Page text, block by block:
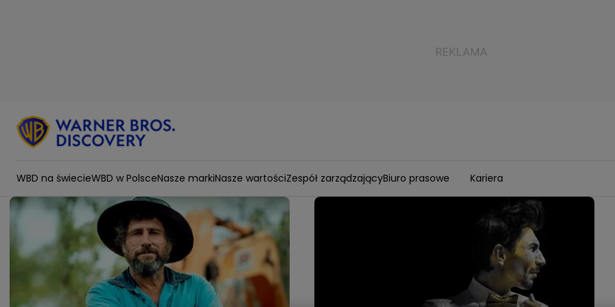
WBD na świecieWBD w PolsceNasze markiNasze wartościZespół zarządzającyBiuro prasowe Kariera